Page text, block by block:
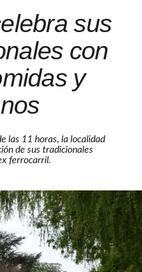
sus
con
y
las 11 horas, la localidad
de sus tradicionales
ferrocarril.